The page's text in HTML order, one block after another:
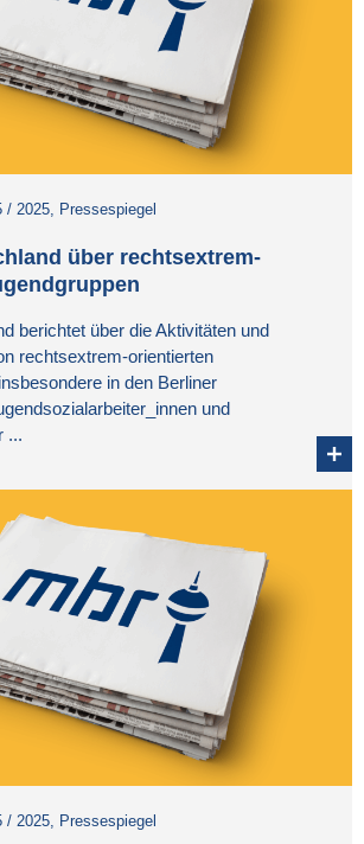
/ 2025, Pressespiegel
über rechtsextrem-
berichtet über die Aktivitäten und
rechtsextrem-orientierten
in den Berliner
und
...
/ 2025, Pressespiegel